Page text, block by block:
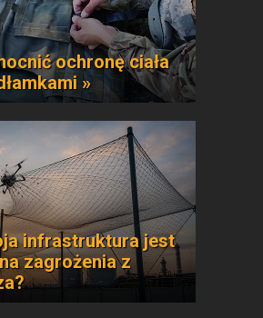
ochronę ciała
»
infrastruktura jest
zagrożenia z